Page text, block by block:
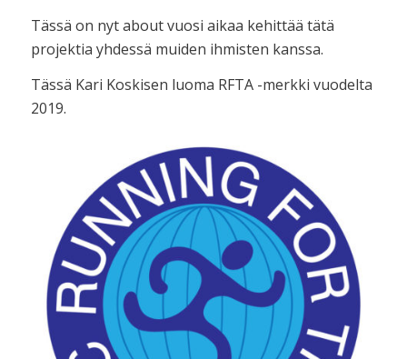
Tässä on nyt about vuosi aikaa kehittää tätä
projektia yhdessä muiden ihmisten kanssa.
Tässä Kari Koskisen luoma RFTA -merkki vuodelta
2019.